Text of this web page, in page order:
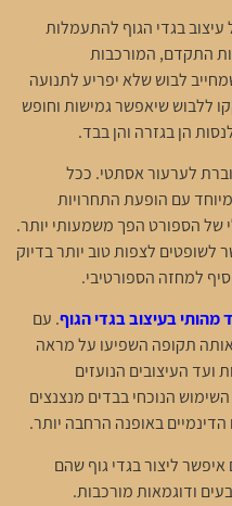
בגדי הגוף להתעמלות
התקדם, המורכבות
לבוש שלא יפריע לתנועה
ללבוש שיאפשר גמישות וחופש
הן בגזרה והן בבד.
לערעור אסתטי. ככל
עם הופעת התחרויות
של הספורט הפך משמעותי יותר.
לשופטים לצפות טוב יותר בדיוק
למחזה הספורטיבי.
מהותי בעיצוב בגדי הגוף. עם
תקופה השפיעו על מראה
העיצובים הנועזים
של שנות ה-80 וה-90, ועד השימוש הנוכחי בבדים מנצנצים
הדינמיים באופנה הרחבה יותר.
ליצור בגדי גוף שהם
ודוגמאות מורכבות.